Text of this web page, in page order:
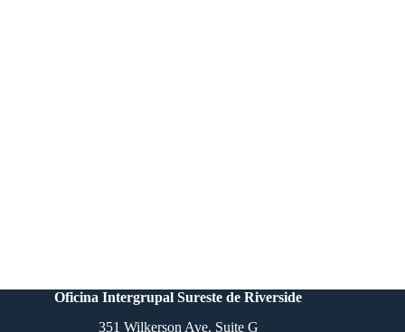
Oficina Intergrupal Sureste de Riverside
351 Wilkerson Ave. Suite G